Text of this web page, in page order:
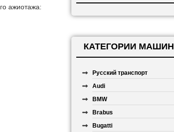
ажиотажа:
КАТЕГОРИИ МАШИН
Русский транспорт
Audi
BMW
Brabus
Bugatti